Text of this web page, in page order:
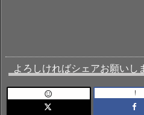
よろしければシェアお願いし
 !